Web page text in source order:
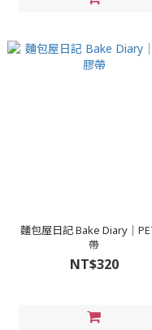
麵包屋日記 Bake Diary｜
帶
NT$320